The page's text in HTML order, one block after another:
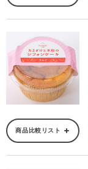
商品比較リスト